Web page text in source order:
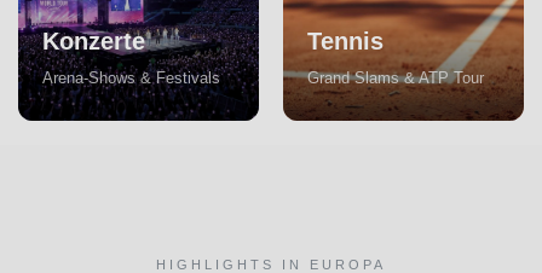
Konzerte
Arena-Shows & Festivals
Tennis
Grand Slams & ATP Tour
HIGHLIGHTS IN EUROPA